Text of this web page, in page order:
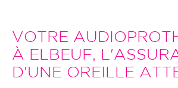
VOTRE
À ELBEUF,
D'UNE OREILLE